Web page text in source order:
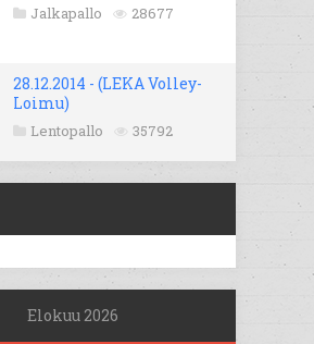
Jalkapallo 28677
28.12.2014 - (LEKA Volley-
Loimu)
Lentopallo 35792
Elokuu 2026